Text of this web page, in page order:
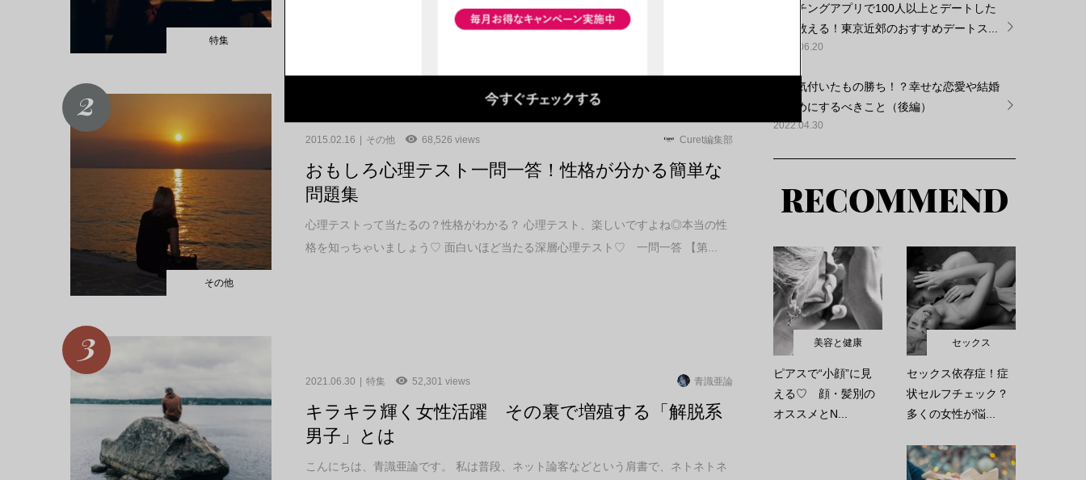
特集
その他
2015.02.16 その他 68,526 views Curet編集部
おもしろ心理テスト一問一答！性格が分かる簡単な
問題集
心理テストって当たるの？性格がわかる？ 心理テスト、楽しいですよね◎本当の性
格を知っちゃいましょう♡ 面白いほど当たる深層心理テスト♡ 一問一答 【第...
2021.06.30 特集 52,301 views 青識亜論
キラキラ輝く女性活躍 その裏で増殖する「解脱系
男子」とは
こんにちは、青識亜論です。 私は普段、ネット論客などという肩書で、ネトネトネ
マッチングアプリで100人以上とデートした
女が教える！東京近郊のおすすめデートス...
2022.06.20
早く気付いたもの勝ち！？幸せな恋愛や結婚
のためにするべきこと（後編）
2022.04.30
RECOMMEND
美容と健康
ピアスで“小顔”に見
える♡ 顔・髪別の
オススメとN...
セックス
セックス依存症！症
状セルフチェック？
多くの女性が悩...